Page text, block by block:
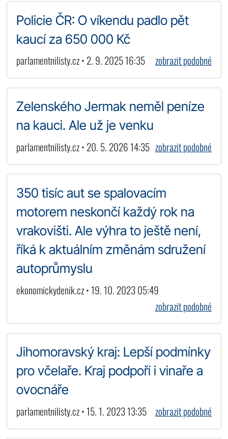
Policie ČR: O víkendu padlo pět
kaucí za 650 000 Kč
parlamentnilisty.cz • 2. 9. 2025 16:35 zobrazit podobné
Zelenského Jermak neměl peníze
na kauci. Ale už je venku
parlamentnilisty.cz • 20. 5. 2026 14:35 zobrazit podobné
350 tisíc aut se spalovacím
motorem neskončí každý rok na
vrakovišti. Ale výhra to ještě není,
říká k aktuálním změnám sdružení
autoprůmyslu
ekonomickydenik.cz • 19. 10. 2023 05:49
zobrazit podobné
Jihomoravský kraj: Lepší podmínky
pro včelaře. Kraj podpoří i vinaře a
ovocnáře
parlamentnilisty.cz • 15. 1. 2023 13:35 zobrazit podobné